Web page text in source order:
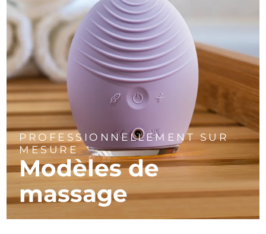
PROFESSIONNELLEMENT SUR
MESURE
Modèles de
massage